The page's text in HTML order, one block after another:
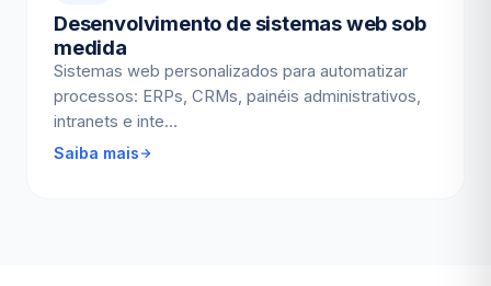
Desenvolvimento de sistemas web sob
medida
Sistemas web personalizados para automatizar
processos: ERPs, CRMs, painéis administrativos,
intranets e inte…
Saiba mais